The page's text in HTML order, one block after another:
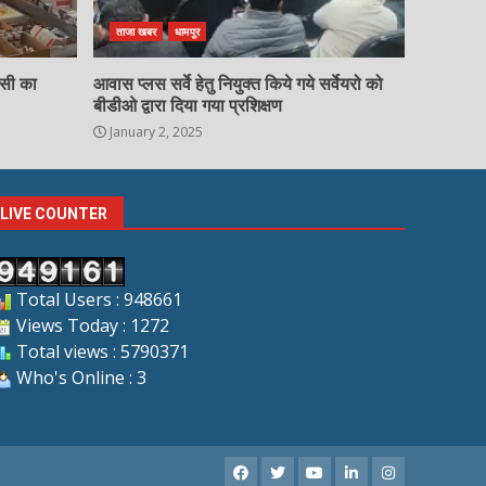
का
ताजा खबर धामपुर
आवास प्लस सर्वे हेतु नियुक्त किये गये सर्वेयरो को
बीडीओ द्वारा दिया गया प्रशिक्षण
January 2, 2025
LIVE COUNTER
Total Users : 948661
Views Today : 1272
Total views : 5790371
Who's Online : 3
Facebook
X YoutubeLinkedInInstagram